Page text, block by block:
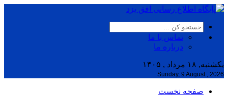
تماس با ما
درباره ما
یکشنبه, ۱۸ مرداد , ۱۴۰۵
Sunday, 9 August , 2026
صفحه نخست